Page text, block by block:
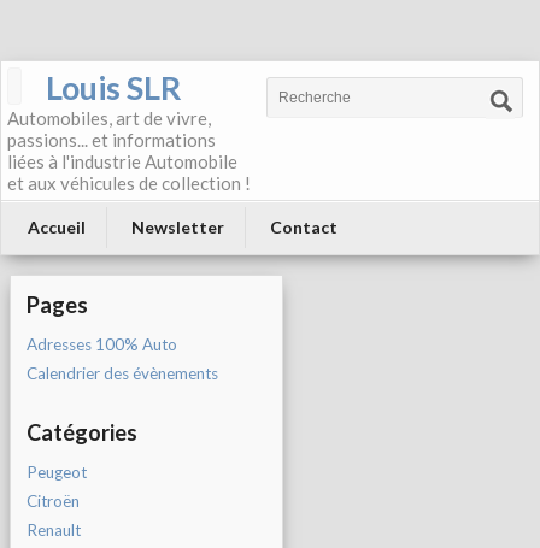
Louis SLR
Automobiles, art de vivre,
passions... et informations
liées à l'industrie Automobile
et aux véhicules de collection !
Accueil Newsletter Contact
Pages
Adresses 100% Auto
Calendrier des évènements
Catégories
Peugeot
Citroën
Renault